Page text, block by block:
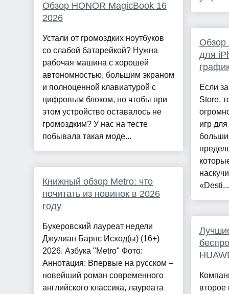
Обзор HONOR MagicBook 16
2026
Устали от громоздких ноутбуков
со слабой батарейкой? Нужна
рабочая машина с хорошей
автономностью, большим экраном
и полноценной клавиатурой с
цифровым блоком, но чтобы при
этом устройство оставалось не
громоздким? У нас на тесте
побывала такая моде...
Книжный обзор Metro: что
почитать из новинок в 2026
году
Букеровский лауреат недели
Джулиан Барнс Исход(ы) (16+)
2026. Азбука "Metro" Фото:
Аннотация: Впервые на русском –
новейший роман современного
английского классика, лауреата
Обзор
для
Если
Store,
игр
«Desti...
второе